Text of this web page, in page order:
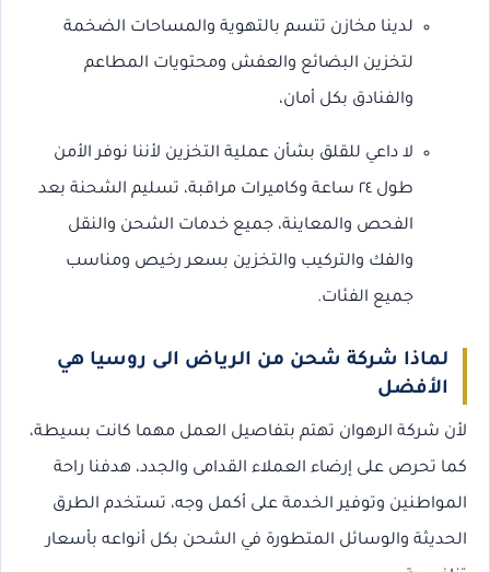
لدينا مخازن تتسم بالتهوية والمساحات الضخمة
لتخزين البضائع والعفش ومحتويات المطاعم
والفنادق بكل أمان،
لا داعي للقلق بشأن عملية التخزين لأننا نوفر الأمن
طول ٢٤ ساعة وكاميرات مراقبة، تسليم الشحنة بعد
الفحص والمعاينة، جميع خدمات الشحن والنقل
والفك والتركيب والتخزين بسعر رخيص ومناسب
جميع الفئات.
لماذا شركة شحن من الرياض الى روسيا هي
الأفضل
لأن شركة الرهوان تهتم بتفاصيل العمل مهما كانت بسيطة،
كما تحرص على إرضاء العملاء القدامى والجدد، هدفنا راحة
المواطنين وتوفير الخدمة على أكمل وجه، تستخدم الطرق
الحديثة والوسائل المتطورة في الشحن بكل أنواعه بأسعار